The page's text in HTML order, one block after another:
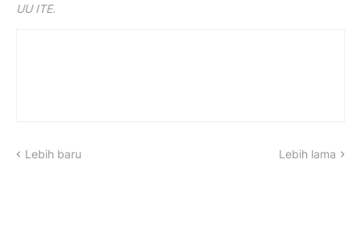
UU ITE.
Lebih baru Lebih lama